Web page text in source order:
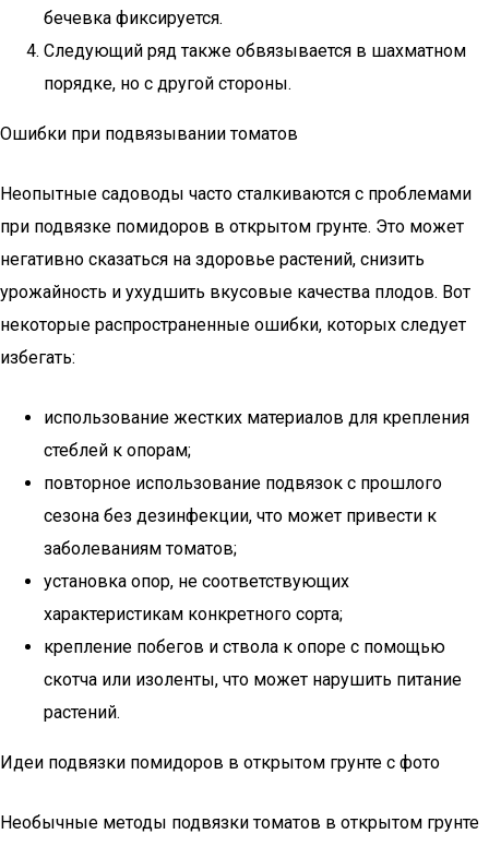
бечевка фиксируется.
Следующий ряд также обвязывается в шахматном
порядке, но с другой стороны.
Ошибки при подвязывании томатов
Неопытные садоводы часто сталкиваются с проблемами
при подвязке помидоров в открытом грунте. Это может
негативно сказаться на здоровье растений, снизить
урожайность и ухудшить вкусовые качества плодов. Вот
некоторые распространенные ошибки, которых следует
избегать:
использование жестких материалов для крепления
стеблей к опорам;
повторное использование подвязок с прошлого
сезона без дезинфекции, что может привести к
заболеваниям томатов;
установка опор, не соответствующих
характеристикам конкретного сорта;
крепление побегов и ствола к опоре с помощью
скотча или изоленты, что может нарушить питание
растений.
Идеи подвязки помидоров в открытом грунте с фото
Необычные методы подвязки томатов в открытом грунте